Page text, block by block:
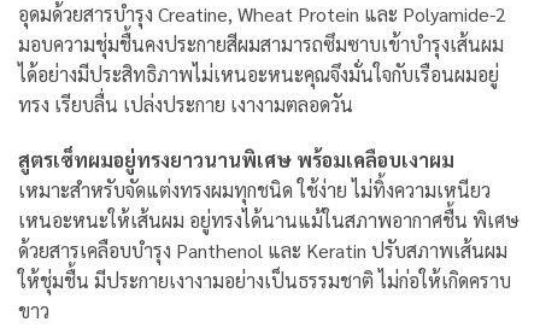
อุดมด้วยสารบำรุง Creatine, Wheat Protein และ Polyamide-2
มอบความชุ่มชื้นคงประกายสีผมสามารถซึมซาบเข้าบำรุงเส้นผม
ได้อย่างมีประสิทธิภาพไม่เหนอะหนะคุณจึงมั่นใจกับเรือนผมอยู่
ทรง เรียบลื่น เปล่งประกาย เงางามตลอดวัน
สูตรเซ็ทผมอยู่ทรงยาวนานพิเศษ พร้อมเคลือบเงาผม
เหมาะสำหรับจัดแต่งทรงผมทุกชนิด ใช้ง่าย ไม่ทิ้งความเหนียว
เหนอะหนะให้เส้นผม อยู่ทรงได้นานแม้ในสภาพอากาศชื้น พิเศษ
ด้วยสารเคลือบบำรุง Panthenol และ Keratin ปรับสภาพเส้นผม
ให้ชุ่มชื้น มีประกายเงางามอย่างเป็นธรรมชาติ ไม่ก่อให้เกิดคราบ
ขาว